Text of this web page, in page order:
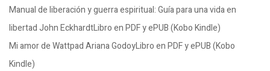
Manual de liberación y guerra espiritual: Guía para una vida en
libertad John EckhardtLibro en PDF y ePUB (Kobo Kindle)
Mi amor de Wattpad Ariana GodoyLibro en PDF y ePUB (Kobo
Kindle)